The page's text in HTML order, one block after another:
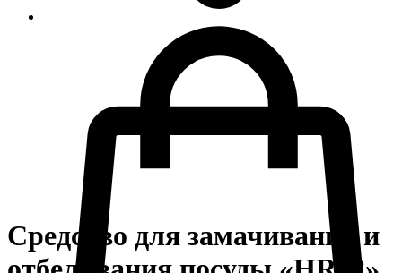
Средство для замачивания и